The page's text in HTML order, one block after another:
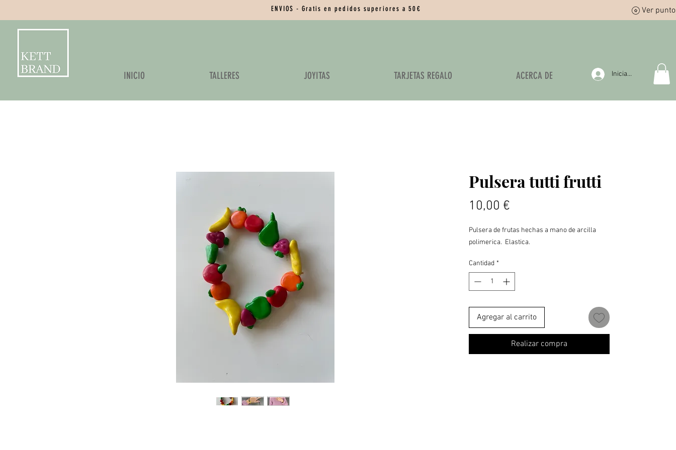
ENVIOS - Gratis en pedidos superiores a 50€ Ver
Kettbrand
Pulsera tutti frutti
10,00 €
Pulsera de frutas hechas a mano de arcilla
polimerica. Elastica.
Cantidad *
Agregar al carrito
Realizar compra
INICIO TALLERES JOYITAS TARJETAS REGALO ACERCA DE Iniciar sesión